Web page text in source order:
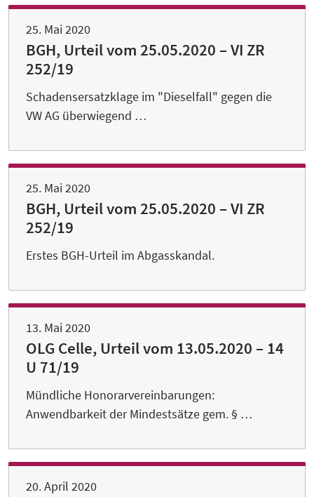
25. Mai 2020
BGH, Urteil vom 25.05.2020 – VI ZR
252/19
Schadensersatzklage im "Dieselfall" gegen die
VW AG überwiegend …
25. Mai 2020
BGH, Urteil vom 25.05.2020 – VI ZR
252/19
Erstes BGH-Urteil im Abgasskandal.
13. Mai 2020
OLG Celle, Urteil vom 13.05.2020 – 14
U 71/19
Mündliche Honorarvereinbarungen:
Anwendbarkeit der Mindestsätze gem. § …
20. April 2020